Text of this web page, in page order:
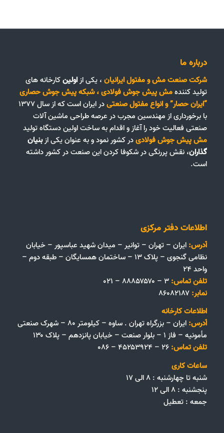
درباره ما
شرکت صنعت مش و مفتول ایرانیان، یکی ازاولینکارخانه های
تولید کنندهمش پیش جوش فولادی،شبکه پیش جوش حصاری
“ایران حصار”وانواع مفتول صنعتی
در ایران است که از سال ۱۳۷۷
با برخورداری از مهندسین مجرب در عرصه طراحی ماشین آلات
صنعتی فعالیت خود را آغاز و اقدام به ساخت اولین دستگاه تولید
مش پیش جوش فولادیدر کشور نمود و به عنوان یکی ازبنیان
گذاران، نقش پررنگی در شکوفا کردن این صنعت در کشور داشته
است.
اطلاعات دفتر مرکزی
آدرس: ایران – تهران – توانیر – میدان شهید عباسپور – خیابان
نظامی گنجوی – پلاک ۱۳ – ساختمان همسایگان – طبقه دوم –
واحد ۲۴
تلفن تماس:
نمابر:
اطلاعات کارخانه
آدرس:
ایران – بزرگراه تهران . ساوه – کیلومتر ۸۰ – شهرک صنعتی
مأمونیه – فاز ۱ – بلوار صنعت – خیابان پانزدهم – پلاک ۱۳۰
تلفن تماس:
ساعات کاری
شنبه تا چهارشنبه : ۸ الی ۱۷
پنجشنبه : ۸ الی ۱۲
جمعه‌ :‌ تعطیل